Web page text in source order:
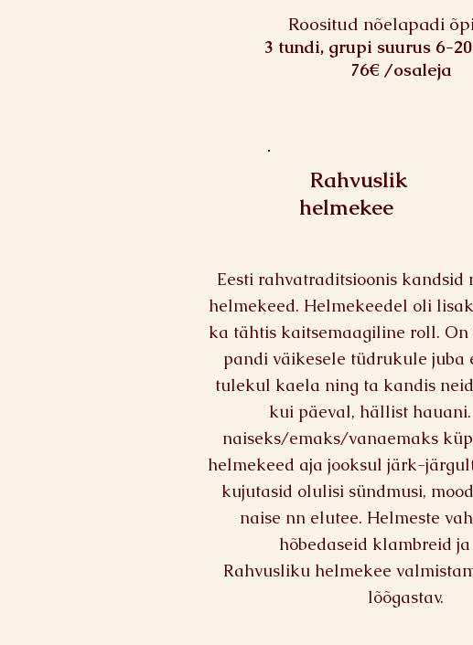
Roositud nõelapadi
3 tundi, grupi suurus 6-
76€ /osaleja
Rahvuslik
helmekee
Eesti rahvatraditsioonis kandsid
helmekeed. Helmekeedel oli
ka tähtis kaitsemaagiline roll. On
pandi väikesele tüdrukule juba
tulekul kaela ning ta kandis
kui päeval, hällist
naiseks/emaks/vanaemaks
helmekeed aja jooksul järk-
kujutasid olulisi sündmusi,
naise nn elutee. Helmeste
hõbedaseid klambreid
Rahvusliku helmekee
lõõgastav.